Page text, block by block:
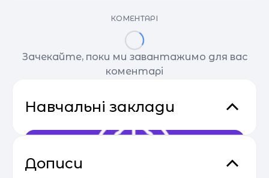
КОМЕНТАРІ
Зачекайте, поки ми завантажимо для вас
коментарі
Навчальні заклади
Дописи